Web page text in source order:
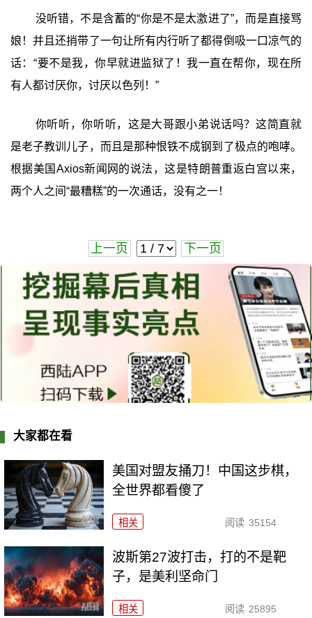
没听错，不是含蓄的“你是不是太激进了”，而是直接骂
娘！并且还捎带了一句让所有内行听了都得倒吸一口凉气的
话：“要不是我，你早就进监狱了！我一直在帮你，现在所
有人都讨厌你，讨厌以色列！”
你听听，你听听，这是大哥跟小弟说话吗？这简直就
是老子教训儿子，而且是那种恨铁不成钢到了极点的咆哮。
根据美国Axios新闻网的说法，这是特朗普重返白宫以来，
两个人之间“最糟糕”的一次通话，没有之一！
上一页 下一页
大家都在看
美国对盟友捅刀！中国这步棋，
全世界都看傻了
相关 阅读 35154
波斯第27波打击，打的不是靶
子，是美利坚命门
相关 阅读 25895